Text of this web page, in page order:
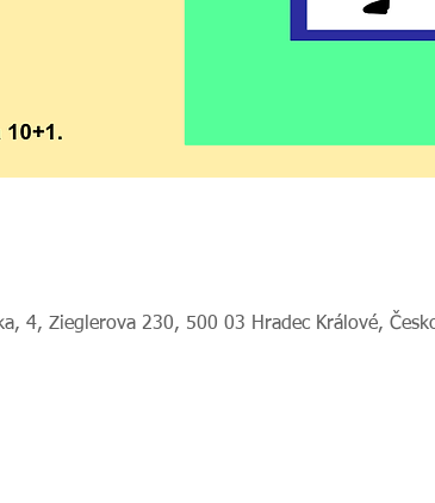
4, Zieglerova 230, 500 03 Hradec Králové,